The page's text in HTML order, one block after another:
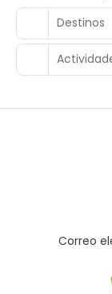
Destinos
Correo